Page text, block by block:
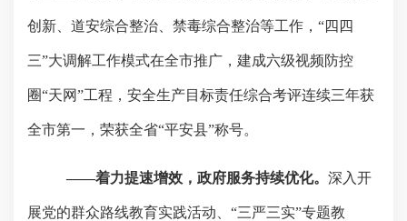
创新、道安综合整治、禁毒综合整治等工作，“四四
三”大调解工作模式在全市推广，建成六级视频防控
圈“天网”工程，安全生产目标责任综合考评连续三年获
全市第一，荣获全省“平安县”称号。
——着力提速增效，政府服务持续优化。 深入开
展党的群众路线教育实践活动、 “三严三实”专题教